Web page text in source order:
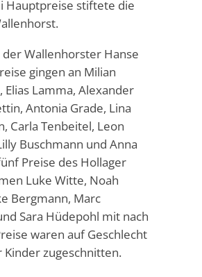
Hauptpreise stiftete die
der Wallenhorster Hanse
gingen an Milian
Lamma, Alexander
Antonia Grade, Lina
Carla Tenbeitel, Leon
Buschmann und Anna
Preise des Hollager
Luke Witte, Noah
Bergmann, Marc
Sara Hüdepohl mit nach
waren auf Geschlecht
zugeschnitten.